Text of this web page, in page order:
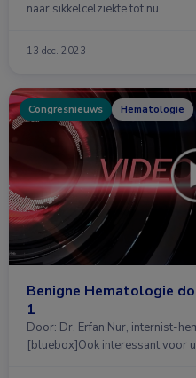
naar sikkelcelziekte tot nu …
13 dec. 2023
Congresnieuws Hematologie
Benigne Hematologie
1
Door: Dr. Erfan Nur, internist-
[bluebox]Ook interessant voor